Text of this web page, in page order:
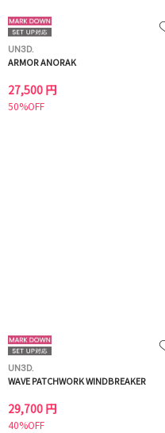
UN3D.
ARMOR ANORAK
27,500 円
50%OFF
UN3D.
WAVE PATCHWORK WINDBREAKER
29,700 円
40%OFF